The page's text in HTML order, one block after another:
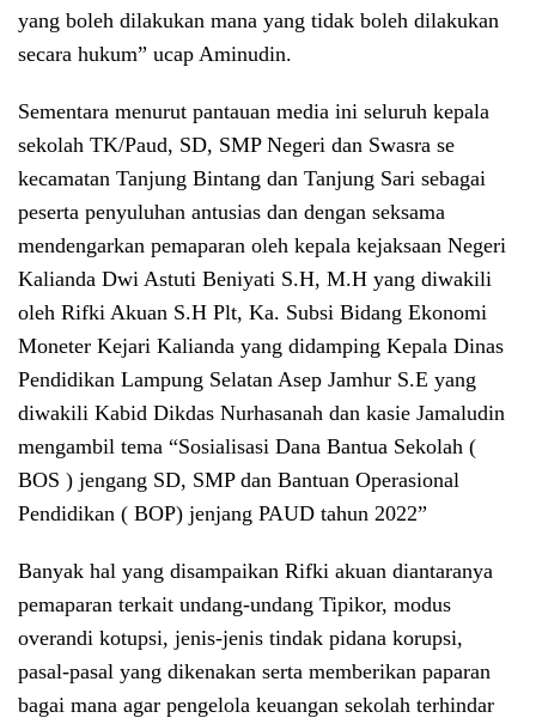
yang boleh dilakukan mana yang tidak boleh dilakukan
secara hukum” ucap Aminudin.
Sementara menurut pantauan media ini seluruh kepala
sekolah TK/Paud, SD, SMP Negeri dan Swasra se
kecamatan Tanjung Bintang dan Tanjung Sari sebagai
peserta penyuluhan antusias dan dengan seksama
mendengarkan pemaparan oleh kepala kejaksaan Negeri
Kalianda Dwi Astuti Beniyati S.H, M.H yang diwakili
oleh Rifki Akuan S.H Plt, Ka. Subsi Bidang Ekonomi
Moneter Kejari Kalianda yang didamping Kepala Dinas
Pendidikan Lampung Selatan Asep Jamhur S.E yang
diwakili Kabid Dikdas Nurhasanah dan kasie Jamaludin
mengambil tema “Sosialisasi Dana Bantua Sekolah (
BOS ) jengang SD, SMP dan Bantuan Operasional
Pendidikan ( BOP) jenjang PAUD tahun 2022”
Banyak hal yang disampaikan Rifki akuan diantaranya
pemaparan terkait undang-undang Tipikor, modus
overandi kotupsi, jenis-jenis tindak pidana korupsi,
pasal-pasal yang dikenakan serta memberikan paparan
bagai mana agar pengelola keuangan sekolah terhindar